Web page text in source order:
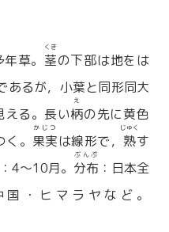
草。 茎
くき
の下部は地をは
あるが，小葉と同形同大
える。長い柄
え
の先に黄色
。 果実
かじつ
は線形で， 熟
じゅく
す
4〜10月。 分布
ぶんぷ
：日本全
国・ヒマラヤなど。